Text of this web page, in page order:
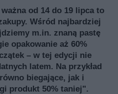
od 14 do 19 lipca to
Wśród najbardziej
m.in. znaną pastę
opakowanie aż 60%
– w tej edycji nie
latem. Na przykład
biegające, jak i
produkt 50% taniej".